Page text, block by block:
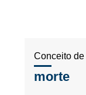
Conceito de
morte